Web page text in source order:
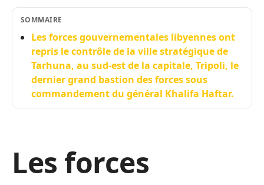
SOMMAIRE
Les forces gouvernementales libyennes ont
repris le contrôle de la ville stratégique de
Tarhuna, au sud-est de la capitale, Tripoli, le
dernier grand bastion des forces sous
commandement du général Khalifa Haftar.
Les forces